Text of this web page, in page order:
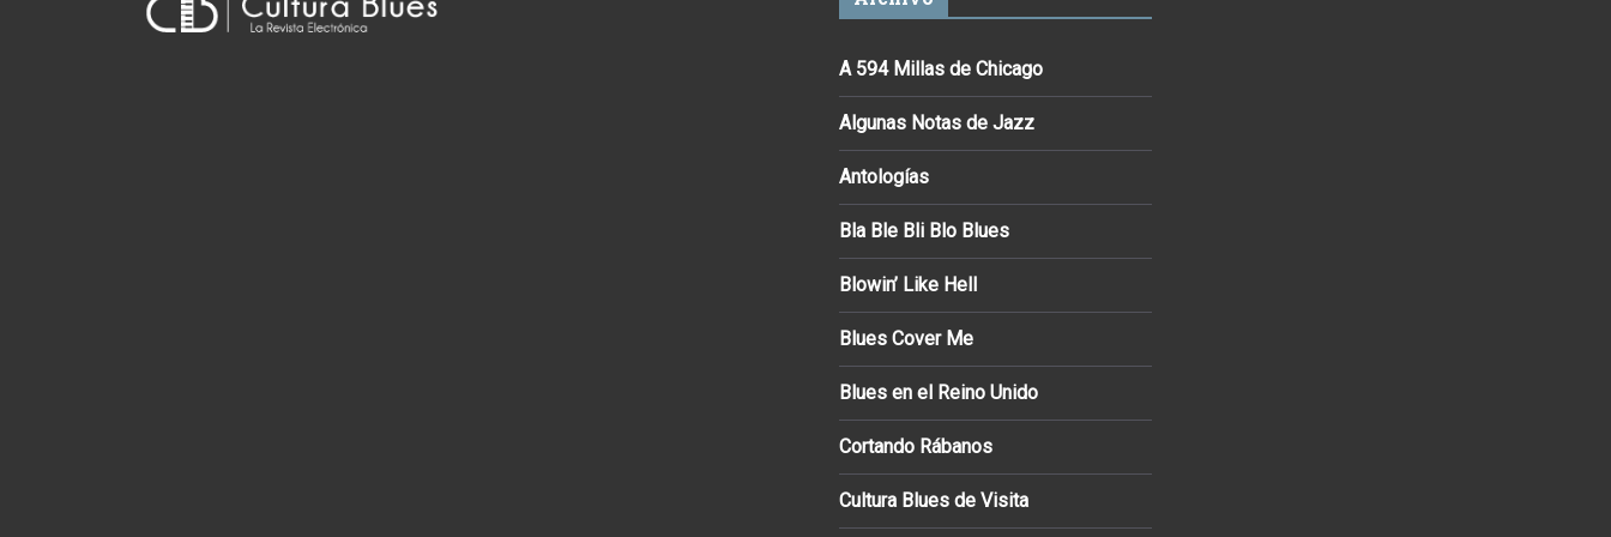
A 594 Millas de Chicago
Algunas Notas de Jazz
Antologías
Bla Ble Bli Blo Blues
Blowin’ Like Hell
Blues Cover Me
Blues en el Reino Unido
Cortando Rábanos
Cultura Blues de Visita